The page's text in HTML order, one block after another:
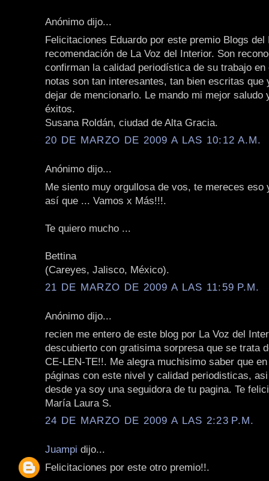
Anónimo dijo...
Felicitaciones Eduardo por este premio Blogs
recomendación de La Voz del Interior. Son
confirman la calidad periodística de su trabajo en
notas son tan interesantes, tan bien escritas que
dejar de mencionarlo. Le mando mi mejor saludo
éxitos.
Susana Roldán, ciudad de Alta Gracia.
20 DE MARZO DE 2009 A LAS 10:12 A.M.
Anónimo dijo...
Me siento muy orgullosa de vos, te mereces eso
así que ... Vamos x Más!!!.
Te quiero mucho ...
Bettina
(Careyes, Jalisco, México).
21 DE MARZO DE 2009 A LAS 11:59 P.M.
Anónimo dijo...
recien me entero de este blog por La Voz del
descubierto con gratisima sorpresa que se trata
CE-LEN-TE!!. Me alegra muchisimo saber que
páginas con este nivel y calidad periodisticas,
desde ya soy una seguidora de tu pagina. Te
María Laura S.
24 DE MARZO DE 2009 A LAS 2:23 P.M.
Juampi dijo...
Felicitaciones por este otro premio!!.